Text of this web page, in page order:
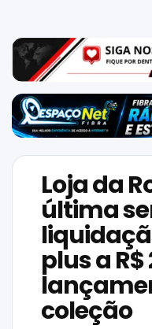
NAS
NOSSAS
REDES
Loja da
última
plus a R$
coleção